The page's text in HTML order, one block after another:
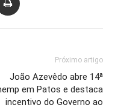
Próximo artigo
João Azevêdo abre 14ª
em Patos e destaca
incentivo do Governo ao